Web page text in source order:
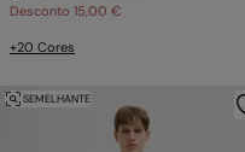
Desconto 15,00 €
+20 Cores
SEMELHANTE